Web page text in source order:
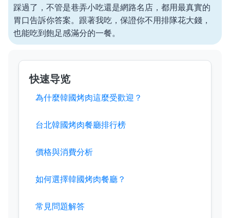
踩過了，不管是巷弄小吃還是網路名店，都用最真實的
胃口告訴你答案。跟著我吃，保證你不用排隊花大錢，
也能吃到飽足感滿分的一餐。
快速导览
為什麼韓國烤肉這麼受歡迎？
台北韓國烤肉餐廳排行榜
價格與消費分析
如何選擇韓國烤肉餐廳？
常見問題解答